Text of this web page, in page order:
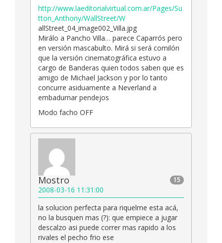
http://www.laeditorialvirtual.com.ar/Pages/Su
tton_Anthony/WallStreet/W
allStreet_04_image002_Villa.jpg
Mirálo a Pancho Villa… parece Caparrós pero
en versión mascabulto. Mirá si será comilón
que la versión cinematográfica estuvo a
cargo de Banderas quien todos saben que es
amigo de Michael Jackson y por lo tanto
concurre asiduamente a Neverland a
embadurnar pendejos
Modo facho OFF
15
Mostro
2008-03-16 11:31:00
la solucion perfecta para riquelme esta acá,
no la busquen mas (?): que empiece a jugar
descalzo asi puede correr mas rapido a los
rivales el pecho frio ese